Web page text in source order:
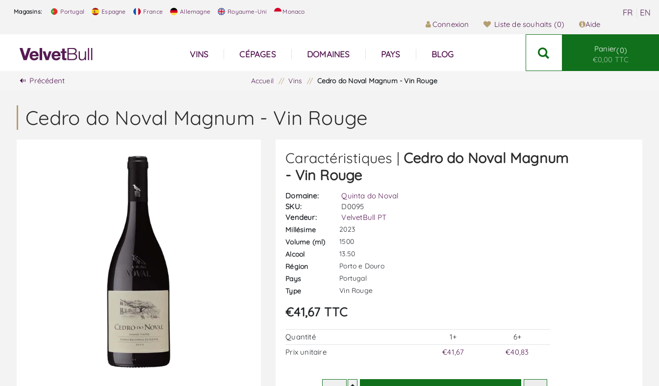
Magasins: Portugal Espagne France Allemagne Royaume-Uni Monaco
Connexion Liste de souhaits (0) Aide
VINS CÉPAGES DOMAINES PAYS BLOG
Panier 0
€0,00 TTC
Précédent Accueil / Vins / Cedro do Noval Magnum - Vin Rouge
Cedro do Noval Magnum - Vin Rouge
Caractéristiques | Cedro do Noval Magnum
- Vin Rouge
Domaine:
Quinta do Noval
SKU:
D0095
Vendeur:
VelvetBull PT
Millésime
2023
Volume (ml)
1500
Alcool
13.50
Région
Porto e Douro
Pays
Portugal
Type
Vin Rouge
€41,67 TTC
Quantité 1+
6+
Prix ​​unitaire
€41,67 €40,83